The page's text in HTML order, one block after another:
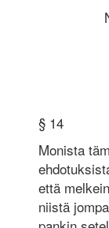
§ 14
Monista
että
niistä